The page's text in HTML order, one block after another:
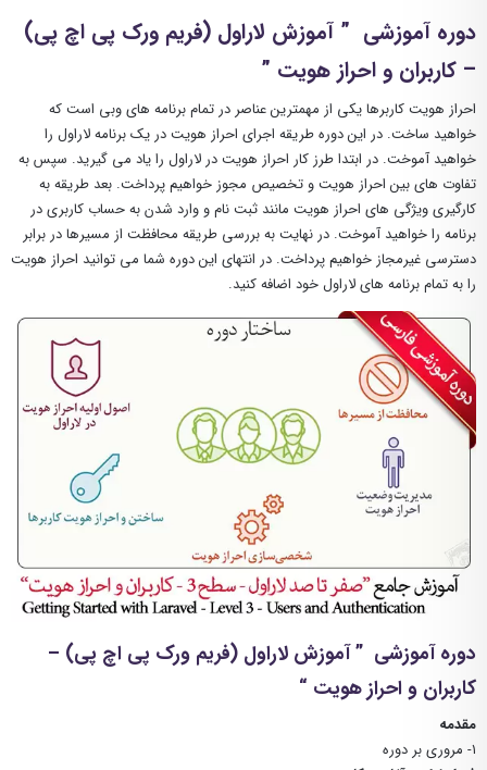
دوره آموزشی ” آموزش لاراول (فریم ورک پی اچ پی)
– کاربران و احراز هویت ”
احراز هویت کاربرها یکی از مهمترین عناصر در تمام برنامه های وبی است که
خواهید ساخت. در این دوره طریقه اجرای احراز هویت در یک برنامه لاراول را
خواهید آموخت. در ابتدا طرز کار احراز هویت در لاراول را یاد می گیرید. سپس به
تفاوت های بین احراز هویت و تخصیص مجوز خواهیم پرداخت. بعد طریقه به
کارگیری ویژگی های احراز هویت مانند ثبت نام و وارد شدن به حساب کاربری در
برنامه را خواهید آموخت. در نهایت به بررسی طریقه محافظت از مسیرها در برابر
دسترسی غیرمجاز خواهیم پرداخت. در انتهای این دوره شما می توانید احراز هویت
را به تمام برنامه های لاراول خود اضافه کنید.
دوره آموزشی ” آموزش لاراول (فریم ورک پی اچ پی) –
کاربران و احراز هویت “
مقدمه
۱- مروری بر دوره